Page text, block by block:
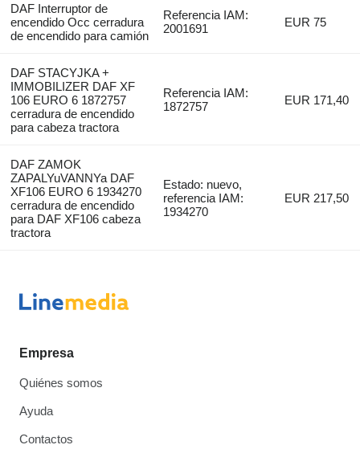
DAF Interruptor de
encendido Occ cerradura
de encendido para camión
Referencia IAM:
2001691
EUR 75
DAF STACYJKA +
IMMOBILIZER DAF XF
106 EURO 6 1872757
cerradura de encendido
para cabeza tractora
Referencia IAM:
1872757
EUR 171,40
DAF ZAMOK
ZAPALYuVANNYa DAF
XF106 EURO 6 1934270
cerradura de encendido
para DAF XF106 cabeza
tractora
Estado: nuevo,
referencia IAM:
1934270
EUR 217,50
Empresa
Quiénes somos
Ayuda
Contactos